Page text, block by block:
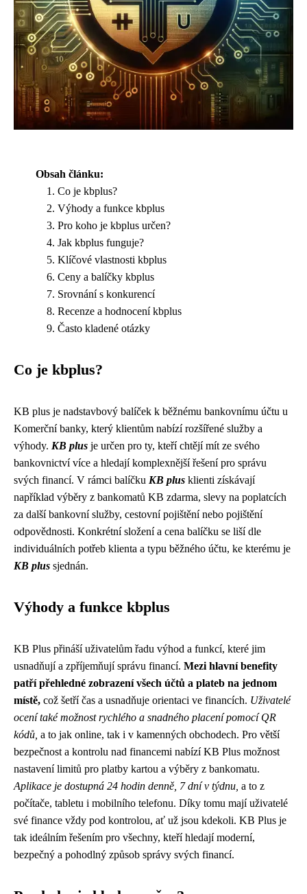
Obsah článku:
Co je kbplus?
Výhody a funkce kbplus
Pro koho je kbplus určen?
Jak kbplus funguje?
Klíčové vlastnosti kbplus
Ceny a balíčky kbplus
Srovnání s konkurencí
Recenze a hodnocení kbplus
Často kladené otázky
Co je kbplus?
KB plus je nadstavbový balíček k běžnému bankovnímu účtu u
Komerční banky, který klientům nabízí rozšířené služby a
výhody. KB plus je určen pro ty, kteří chtějí mít ze svého
bankovnictví více a hledají komplexnější řešení pro správu
svých financí. V rámci balíčku KB plus klienti získávají
například výběry z bankomatů KB zdarma, slevy na poplatcích
za další bankovní služby, cestovní pojištění nebo pojištění
odpovědnosti. Konkrétní složení a cena balíčku se liší dle
individuálních potřeb klienta a typu běžného účtu, ke kterému je
KB plus sjednán.
Výhody a funkce kbplus
KB Plus přináší uživatelům řadu výhod a funkcí, které jim
usnadňují a zpříjemňují správu financí. Mezi hlavní benefity
patří přehledné zobrazení všech účtů a plateb na jednom
místě, což šetří čas a usnadňuje orientaci ve financích. Uživatelé
ocení také možnost rychlého a snadného placení pomocí QR
kódů, a to jak online, tak i v kamenných obchodech. Pro větší
bezpečnost a kontrolu nad financemi nabízí KB Plus možnost
nastavení limitů pro platby kartou a výběry z bankomatu.
Aplikace je dostupná 24 hodin denně, 7 dní v týdnu, a to z
počítače, tabletu i mobilního telefonu. Díky tomu mají uživatelé
své finance vždy pod kontrolou, ať už jsou kdekoli. KB Plus je
tak ideálním řešením pro všechny, kteří hledají moderní,
bezpečný a pohodlný způsob správy svých financí.